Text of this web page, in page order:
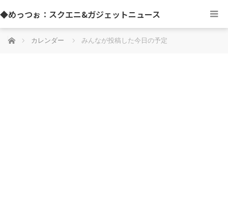
◆めっつぉ：スクエニ&ガジェットニュース
ホーム カレンダー みんなが投稿した今日の予定